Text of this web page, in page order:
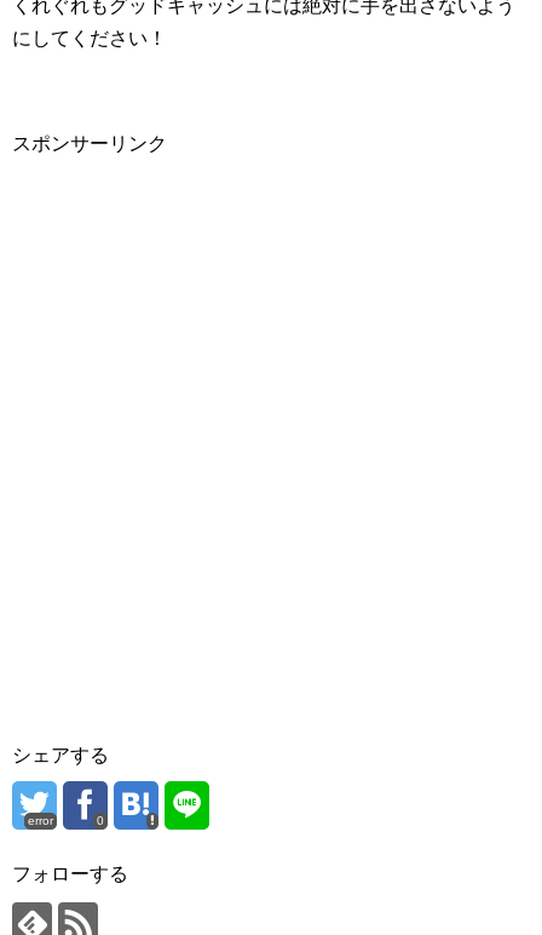
くれぐれもグッドキャッシュには絶対に手を出さないよう
にしてください！
スポンサーリンク
シェアする
error 0
フォローする